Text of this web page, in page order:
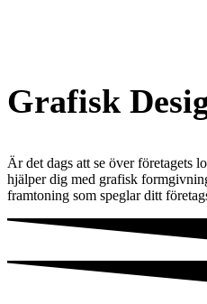
Grafisk
Är det dags att se över företagets
hjälper dig med grafisk
framtoning som speglar ditt